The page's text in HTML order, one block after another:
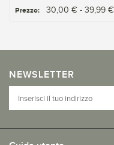
Prezzo: 30,00 € - 39,99 €
NEWSLETTER